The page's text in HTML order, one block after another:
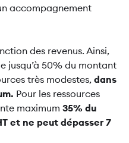
accompagnement
des revenus. Ainsi,
jusqu’à 50% du montant
très modestes, dans
Pour les ressources
maximum 35% du
et ne peut dépasser 7